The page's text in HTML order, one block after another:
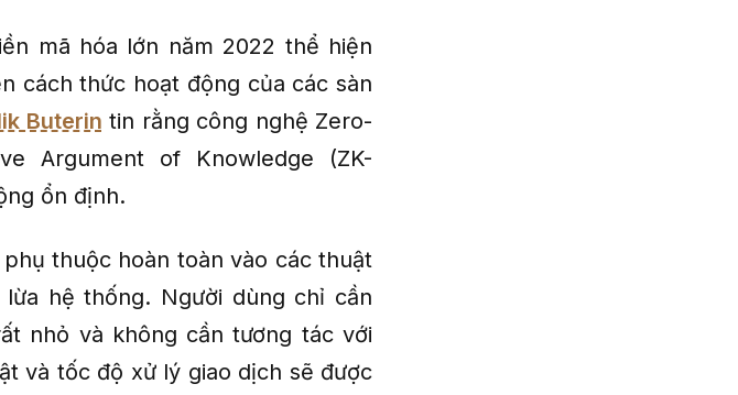
mã hóa lớn năm 2022 thể hiện
cách thức hoạt động của các sàn
Buterin tin rằng công nghệ Zero-
Argument of Knowledge (ZK-
ổn định.
thuộc hoàn toàn vào các thuật
hệ thống. Người dùng chỉ cần
nhỏ và không cần tương tác với
và tốc độ xử lý giao dịch sẽ được